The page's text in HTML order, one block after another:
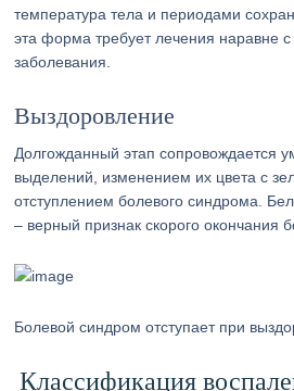
температура тела и периодами
эта форма требует лечения наравне
заболевания.
Выздоровление
Долгожданный этап сопровождается
выделений, изменением их цвета с
отступлением болевого синдрома.
– верный признак скорого окончания
Болевой синдром отступает при
Классификация